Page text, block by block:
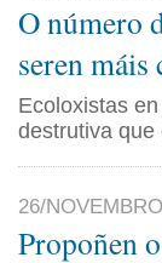
O número
seren máis
Ecoloxistas
destrutiva
26/
Propoñen